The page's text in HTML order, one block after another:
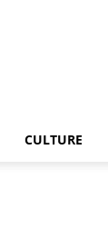
CULTURE